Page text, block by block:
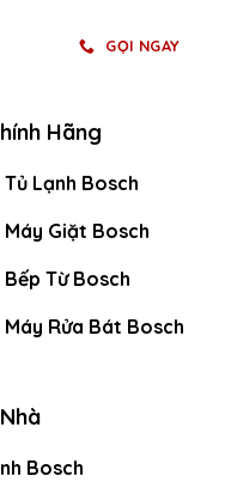
GỌI NGAY
Hãng
Lạnh Bosch
Máy Giặt Bosch
Từ Bosch
Máy Rửa Bát Bosch
Bosch